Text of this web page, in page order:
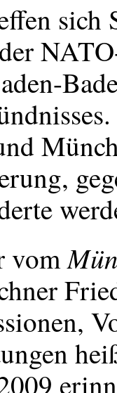
sich
NATO
vom